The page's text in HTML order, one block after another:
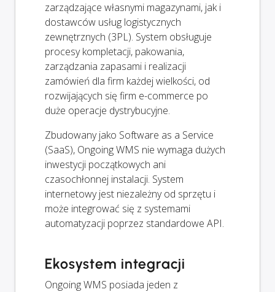
zarządzające własnymi magazynami, jak i
dostawców usług logistycznych
zewnętrznych (3PL). System obsługuje
procesy kompletacji, pakowania,
zarządzania zapasami i realizacji
zamówień dla firm każdej wielkości, od
rozwijających się firm e-commerce po
duże operacje dystrybucyjne.
Zbudowany jako Software as a Service
(SaaS), Ongoing WMS nie wymaga dużych
inwestycji początkowych ani
czasochłonnej instalacji. System
internetowy jest niezależny od sprzętu i
może integrować się z systemami
automatyzacji poprzez standardowe API.
Ekosystem integracji
Ongoing WMS posiada jeden z